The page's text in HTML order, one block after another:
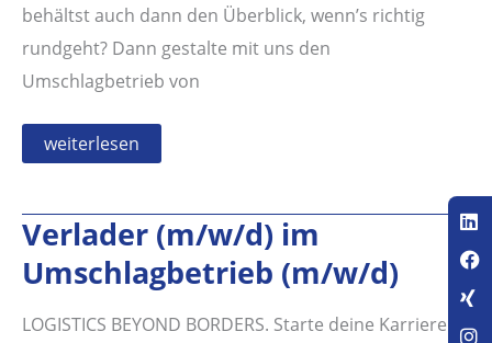
behältst auch dann den Überblick, wenn’s richtig
rundgeht? Dann gestalte mit uns den
Umschlagbetrieb von
Stellv.
Teamleitung
weiterlesen
Verlader (m/w/d) im
Umschlagbetrieb (m/w/d)
LOGISTICS BEYOND BORDERS. Starte deine Karriere